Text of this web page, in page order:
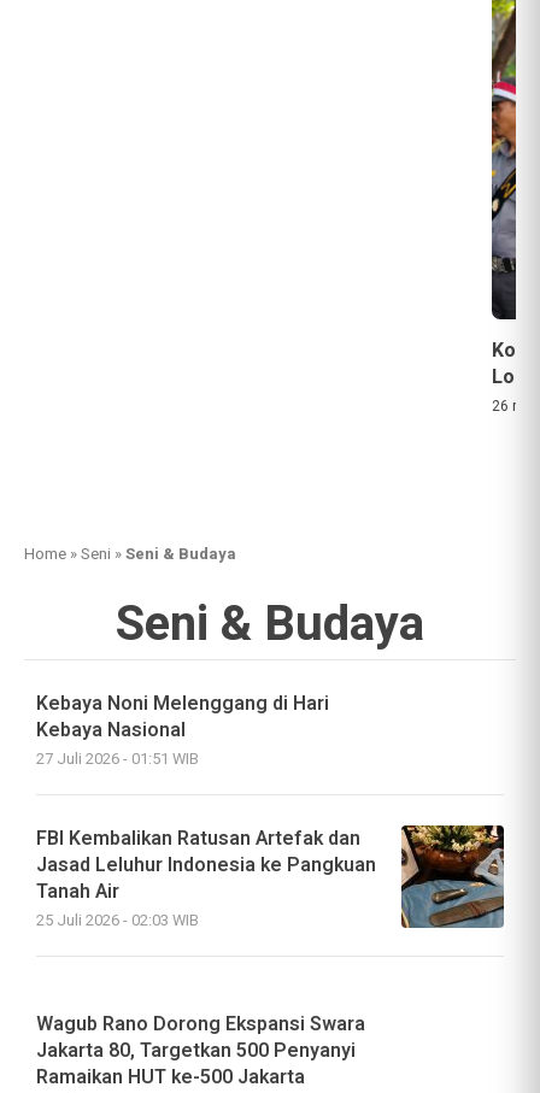
26
Home »Seni »Seni & Budaya
Seni & Budaya
Kebaya Noni Melenggang di Hari
Kebaya Nasional
27 Juli 2026 - 01:51 WIB
FBI Kembalikan Ratusan Artefak dan
Jasad Leluhur Indonesia ke Pangkuan
Tanah Air
25 Juli 2026 - 02:03 WIB
Wagub Rano Dorong Ekspansi Swara
Jakarta 80, Targetkan 500 Penyanyi
Ramaikan HUT ke-500 Jakarta